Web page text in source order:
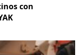
con